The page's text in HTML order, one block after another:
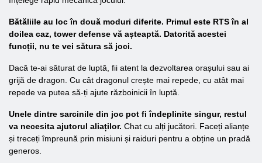
Bătăliile au loc în două moduri diferite. Primul este RTS în al
doilea caz, tower defense vă așteaptă. Datorită acestei
funcții, nu te vei sătura să joci.
Dacă te-ai săturat de luptă, fii atent la dezvoltarea orașului sau ai
grijă de dragon. Cu cât dragonul crește mai repede, cu atât mai
repede va putea să-ți ajute războinicii în luptă.
Unele dintre sarcinile din joc pot fi îndeplinite singur, restul
va necesita ajutorul aliaților. Chat cu alți jucători. Faceți alianțe
și treceți împreună prin misiuni și raiduri pentru a obține un pradă
generos.